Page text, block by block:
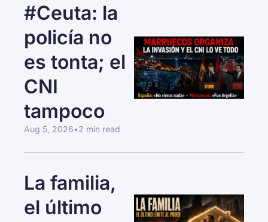
#Ceuta: la
policía no
es tonta; el
CNI
tampoco
Aug 5, 2026•2 min read
La familia,
el último